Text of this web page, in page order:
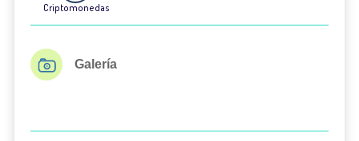
Criptomonedas
Galería